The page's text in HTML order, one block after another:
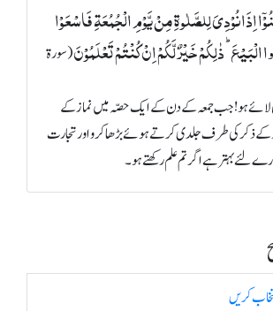
اِذَا نُوۡدِیَ لِلصَّلٰوۃِ مِنۡ یَّوۡمِ الۡجُمُعَۃِ فَاسۡعَوۡا
الۡبَیۡعَ ؕ ذٰلِکُمۡ خَیۡرٌ لَّکُمۡ اِنۡ کُنۡتُمۡ تَعۡلَمُوۡنَ(سورة
لائے ہو! جب جمعہ کے دن کے ایک حصّہ میں نماز کے
کے ذکر کی طرف جلدی کرتے ہوئے بڑھا کرو اور تجارت
لئے بہتر ہے اگر تم علم رکھتے ہو۔
کریں